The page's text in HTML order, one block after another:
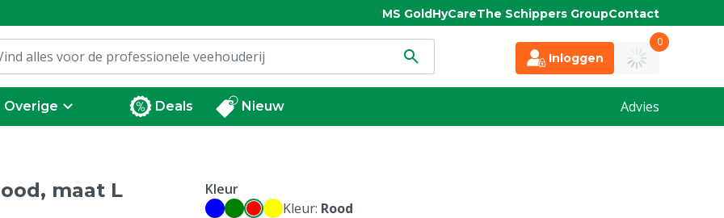
MS GoldHyCareThe Schippers GroupContact
Inloggen
0
Overige Deals Nieuw Advies
maat L
Kleur
Kleur: Rood